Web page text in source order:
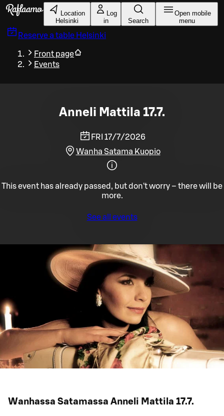
Skip to main content
Location
Helsinki
Log
in
Search
Open mobile
menu
Reserve a table Helsinki
Front page
Events
Anneli Mattila 17.7.
FRI 17/7/2026
Wanha Satama Kuopio
This event has already passed, but don't worry – there will be
more.
See all events
Wanhassa Satamassa Anneli Mattila 17.7.